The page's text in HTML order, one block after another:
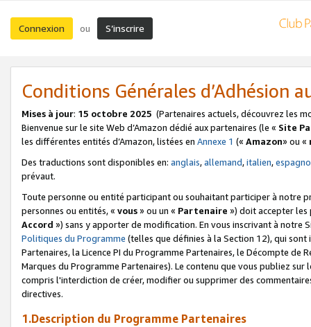
Connexion ou S’inscrire
Conditions Générales d’Adhésion
Mises à jour: 15 octobre 2025 (Partenaires actuels, découvrez les
Bienvenue sur le site Web d’Amazon dédié aux partenaires (le « Site
les différentes entités d’Amazon, listées en Annexe 1 (« Amazon» ou «
Des traductions sont disponibles en: anglais,allemand,italien,
prévaut.
Toute personne ou entité participant ou souhaitant participer à notre
personnes ou entités, « vous» ou un « Partenaire ») doit accepter les
Accord ») sans y apporter de modification. En vous inscrivant à notre
Politiques du Programme (telles que définies à la Section 12), qui
Partenaires, la Licence PI du Programme Partenaires, le Décompte de
Marques du Programme Partenaires). Le contenu que vous publiez
compris l'interdiction de créer, modifier ou supprimer des
directives.
1.Description du Programme Partenaires